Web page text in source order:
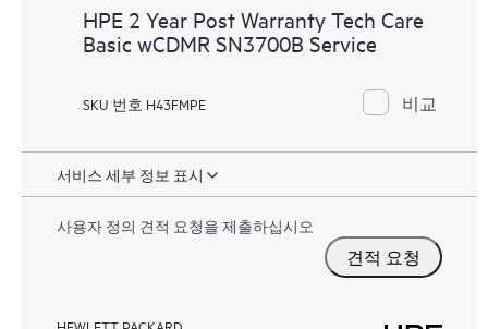
HPE 2 Year Post Warranty Tech Care
Basic wCDMR SN3700B Service
SKU 번호 H43FMPE 비교
서비스 세부 정보 표시
사용자 정의 견적 요청을 제출하십시오
견적 요청